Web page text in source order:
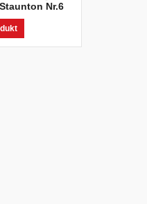
Nr.6